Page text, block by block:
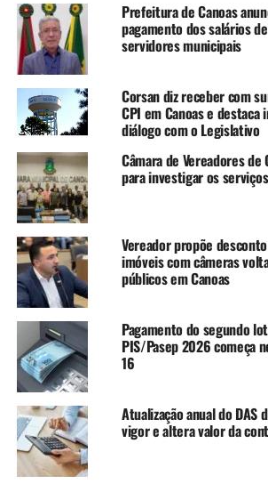
Atingidos pela enchente
A iniciativa, de acordo com o governo
garante a atual determinação de que os
cujos imóveis foram atingidos pela
pagaram as parcelas do IPTU de 2024
partir de maio, terão desconto
valores no IPTU e na TCL de 2025.
Para os contribuintes que pagaram a o
em cota única, o desconto é no valor
cinco parcelas.
“Nós sabemos que a
população de
passa por uma
delicada. Foram
famílias que
e precisaram
ou, então, que
Prefeitura de Canoas
pagamento dos salários
servidores municipais
Corsan diz receber com
CPI em Canoas e
diálogo com o Legislativo
Câmara de Vereadores de
para investigar os
Vereador propõe
imóveis com câmeras
públicos em Canoas
Pagamento do segundo
PIS/Pasep 2026 começa
16
Atualização anual do DAS
vigor e altera valor da